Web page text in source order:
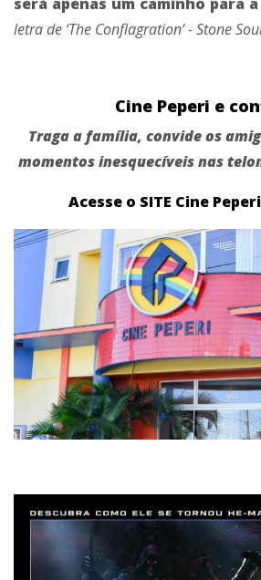
será apenas um caminho para
letra de ‘The Conflagration’ - Stone
Cine Peperi e
Traga a família, convide os
momentos inesquecíveis nas
Acesse o SITE Cine